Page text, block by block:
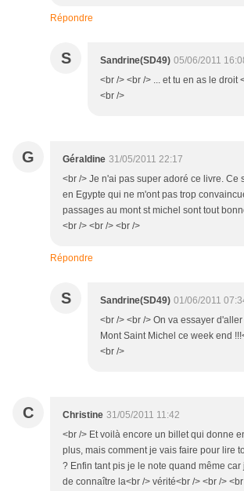
Répondre
S Sandrine(SD49) 05/06/2011
<br /> <br /> ... et tu en as le droit
<br />
G Géraldine 31/05/2011 22:17
<br /> Je n'ai pas super adoré ce livre. Ce
en Egypte qui ne m'ont pas trop
passages au mont st michel sont tout
<br /> <br /> <br />
Répondre
S Sandrine(SD49) 01/06/2011
<br /> <br /> On va essayer
Mont Saint Michel ce week end
<br />
C Christine 31/05/2011 11:42
<br /> Et voilà encore un billet qui donne
plus, mais comment je vais faire pour lire
? Enfin tant pis je le note quand même
de connaître la<br /> vérité<br /> <br />